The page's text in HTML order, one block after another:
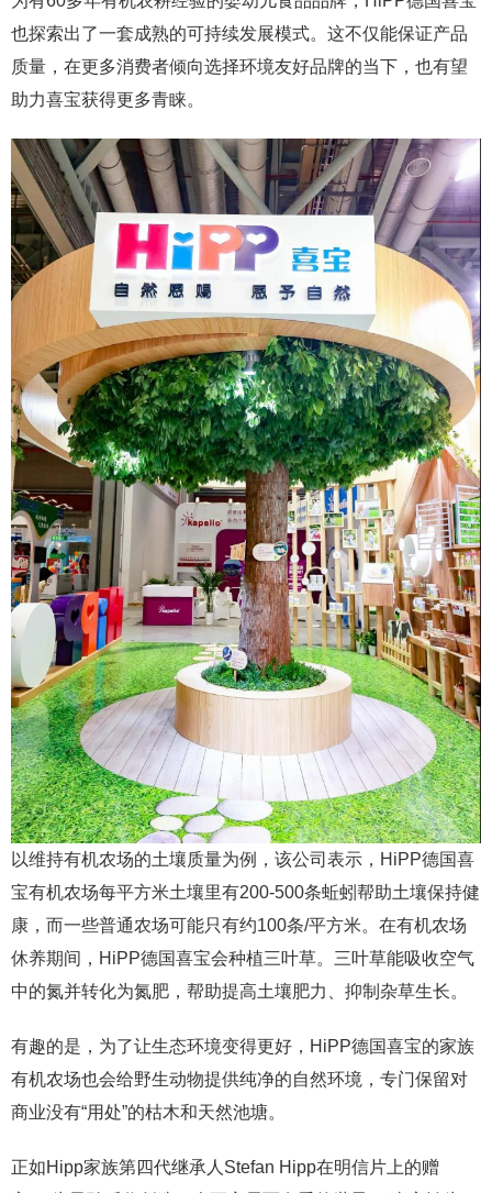
也探索出了一套成熟的可持续发展模式。这不仅能保证产品
质量，在更多消费者倾向选择环境友好品牌的当下，也有望
助力喜宝获得更多青睐。
以维持有机农场的土壤质量为例，该公司表示，HiPP德国喜
宝有机农场每平方米土壤里有200-500条蚯蚓帮助土壤保持健
康，而一些普通农场可能只有约100条/平方米。在有机农场
休养期间，HiPP德国喜宝会种植三叶草。三叶草能吸收空气
中的氮并转化为氮肥，帮助提高土壤肥力、抑制杂草生长。
有趣的是，为了让生态环境变得更好，HiPP德国喜宝的家族
有机农场也会给野生动物提供纯净的自然环境，专门保留对
商业没有“用处”的枯木和天然池塘。
正如Hipp家族第四代继承人Stefan Hipp在明信片上的赠